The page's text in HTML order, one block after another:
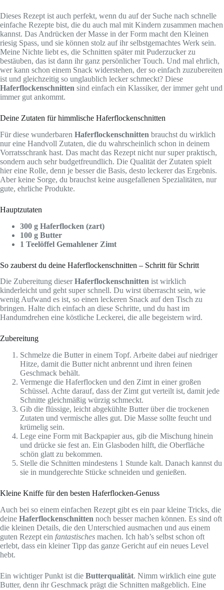
Dieses Rezept ist auch perfekt, wenn du auf der Suche nach schnelle
einfache Rezepte bist, die du auch mal mit Kindern zusammen machen
kannst. Das Andrücken der Masse in der Form macht den Kleinen
riesig Spass, und sie können stolz auf ihr selbstgemachtes Werk sein.
Meine Nichte liebt es, die Schnitten später mit Puderzucker zu
bestäuben, das ist dann ihr ganz persönlicher Touch. Und mal ehrlich,
wer kann schon einem Snack widerstehen, der so einfach zuzubereiten
ist und gleichzeitig so unglaublich lecker schmeckt? Diese
Haferflockenschnitten sind einfach ein Klassiker, der immer geht und
immer gut ankommt.
Deine Zutaten für himmlische Haferflockenschnitten
Für diese wunderbaren Haferflockenschnitten brauchst du wirklich
nur eine Handvoll Zutaten, die du wahrscheinlich schon in deinem
Vorratsschrank hast. Das macht das Rezept nicht nur super praktisch,
sondern auch sehr budgetfreundlich. Die Qualität der Zutaten spielt
hier eine Rolle, denn je besser die Basis, desto leckerer das Ergebnis.
Aber keine Sorge, du brauchst keine ausgefallenen Spezialitäten, nur
gute, ehrliche Produkte.
Hauptzutaten
300 g Haferflocken (zart)
100 g Butter
1 Teelöffel Gemahlener Zimt
So zauberst du deine Haferflockenschnitten – Schritt für Schritt
Die Zubereitung dieserHaferflockenschnitten ist wirklich
kinderleicht und geht super schnell. Du wirst überrascht sein, wie
wenig Aufwand es ist, so einen leckeren Snack auf den Tisch zu
bringen. Halte dich einfach an diese Schritte, und du hast im
Handumdrehen eine köstliche Leckerei, die alle begeistern wird.
Zubereitung
Schmelze die Butter in einem Topf. Arbeite dabei auf niedriger
Hitze, damit die Butter nicht anbrennt und ihren feinen
Geschmack behält.
Vermenge die Haferflocken und den Zimt in einer großen
Schüssel. Achte darauf, dass der Zimt gut verteilt ist, damit jede
Schnitte gleichmäßig würzig schmeckt.
Gib die flüssige, leicht abgekühlte Butter über die trockenen
Zutaten und vermische alles gut. Die Masse sollte feucht und
krümelig sein.
Lege eine Form mit Backpapier aus, gib die Mischung hinein
und drücke sie fest an. Ein Glasboden hilft, die Oberfläche
schön glatt zu bekommen.
Stelle die Schnitten mindestens 1 Stunde kalt. Danach kannst du
sie in mundgerechte Stücke schneiden und genießen.
Kleine Kniffe für den besten Haferflocken-Genuss
Auch bei so einem einfachen Rezept gibt es ein paar kleine Tricks, die
deine Haferflockenschnitten noch besser machen können. Es sind oft
die kleinen Details, die den Unterschied ausmachen und aus einem
guten Rezept ein fantastisches machen. Ich hab’s selbst schon oft
erlebt, dass ein kleiner Tipp das ganze Gericht auf ein neues Level
hebt.
Ein wichtiger Punkt ist die Butterqualität. Nimm wirklich eine gute
Butter, denn ihr Geschmack prägt die Schnitten maßgeblich. Eine